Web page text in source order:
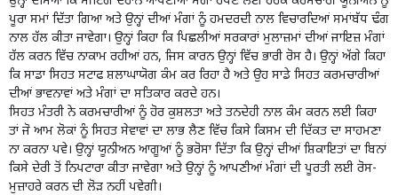
ਪੂਰਾ ਸਮਾਂ ਦਿੱਤਾ ਗਿਆ ਅਤੇ ਉਨ੍ਹਾਂ ਦੀਆਂ ਮੰਗਾਂ ਨੂੰ ਹਮਦਰਦੀ ਨਾਲ ਵਿਚਾਰਦਿਆਂ ਸਮਾਂਬੱਧ ਢੰਗ
ਨਾਲ ਹੱਲ ਕੀਤਾ ਜਾਵੇਗਾ। ਉਨ੍ਹਾਂ ਕਿਹਾ ਕਿ ਪਿਛਲੀਆਂ ਸਰਕਾਰਾਂ ਮੁਲਾਜ਼ਮਾਂ ਦੀਆਂ ਜਾਇਜ਼ ਮੰਗਾਂ
ਹੱਲ ਕਰਨ ਵਿੱਚ ਨਾਕਾਮ ਰਹੀਆਂ ਹਨ, ਜਿਸ ਕਾਰਨ ਉਨ੍ਹਾਂ ਵਿੱਚ ਭਾਰੀ ਰੋਸ ਹੈ। ਉਨ੍ਹਾਂ ਅੱਗੇ ਕਿਹਾ
ਕਿ ਸਾਡਾ ਸਿਹਤ ਸਟਾਫ ਸ਼ਲਾਘਾਯੋਗ ਕੰਮ ਕਰ ਰਿਹਾ ਹੈ ਅਤੇ ਉਹ ਸਾਡੇ ਸਿਹਤ ਕਰਮਚਾਰੀਆਂ
ਦੀਆਂ ਭਾਵਨਾਵਾਂ ਅਤੇ ਮੰਗਾਂ ਦਾ ਸਤਿਕਾਰ ਕਰਦੇ ਹਨ।
ਸਿਹਤ ਮੰਤਰੀ ਨੇ ਕਰਮਚਾਰੀਆਂ ਨੂੰ ਹੋਰ ਕੁਸ਼ਲਤਾ ਅਤੇ ਤਨਦੇਹੀ ਨਾਲ ਕੰਮ ਕਰਨ ਲਈ ਕਿਹਾ
ਤਾਂ ਜੋ ਆਮ ਲੋਕਾਂ ਨੂੰ ਸਿਹਤ ਸੇਵਾਵਾਂ ਦਾ ਲਾਭ ਲੈਣ ਵਿੱਚ ਕਿਸੇ ਕਿਸਮ ਦੀ ਦਿੱਕਤ ਦਾ ਸਾਹਮਣਾ
ਨਾ ਕਰਨਾ ਪਵੇ। ਉਨ੍ਹਾਂ ਯੂਨੀਅਨ ਆਗੂਆਂ ਨੂੰ ਭਰੋਸਾ ਦਿੱਤਾ ਕਿ ਉਨ੍ਹਾਂ ਦੀਆਂ ਸ਼ਿਕਾਇਤਾਂ ਦਾ ਬਿਨਾਂ
ਕਿਸੇ ਦੇਰੀ ਤੋਂ ਨਿਪਟਾਰਾ ਕੀਤਾ ਜਾਵੇਗਾ ਅਤੇ ਉਨ੍ਹਾਂ ਨੂੰ ਆਪਣੀਆਂ ਮੰਗਾਂ ਦੀ ਪੂਰਤੀ ਲਈ ਰੋਸ-
ਮੁਜ਼ਾਹਰੇ ਕਰਨ ਦੀ ਲੋੜ ਨਹੀਂ ਪਵੇਗੀ।